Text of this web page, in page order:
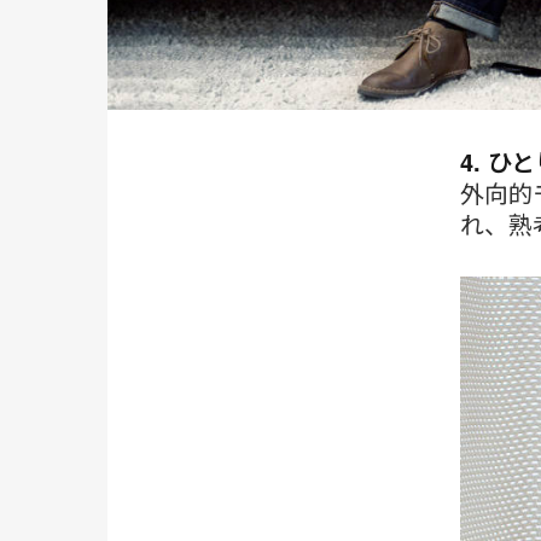
4. ひ
外向的
れ、熟